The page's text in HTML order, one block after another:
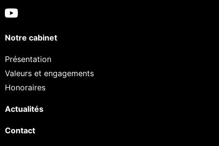
Notre cabinet
Présentation
Valeurs et engagements
Honoraires
Actualités
Contact